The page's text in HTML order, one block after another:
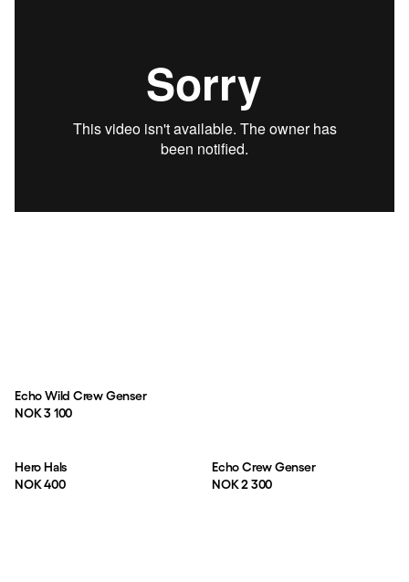
Echo Wild Crew Genser
Pris:
NOK 3 100
Hero Hals
Pris:
NOK 400
Echo Crew Genser
Pris:
NOK 2 300